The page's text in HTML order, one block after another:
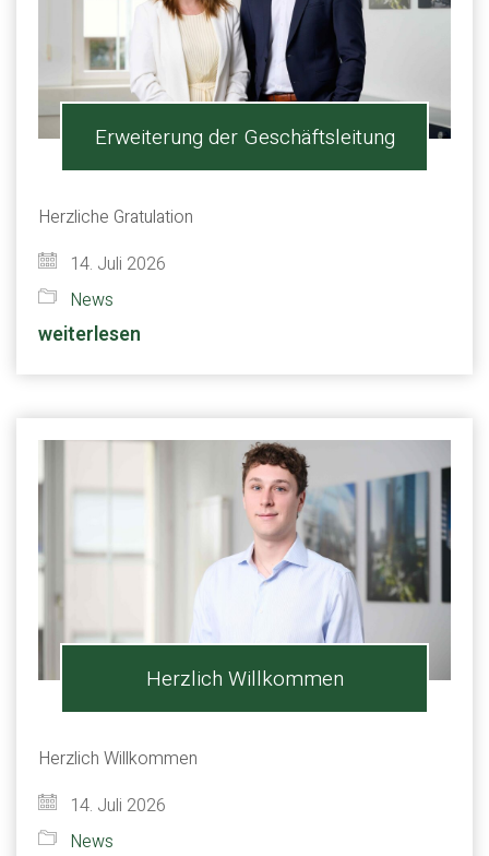
Erweiterung der Geschäftsleitung
Herzliche Gratulation
14. Juli 2026
News
weiterlesen
Herzlich Willkommen
Herzlich Willkommen
14. Juli 2026
News